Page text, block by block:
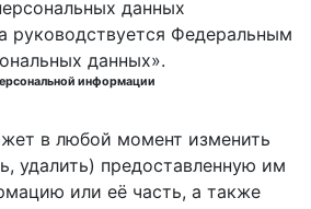
данных
руководствуется Федеральным
данных».
информации
в любой момент изменить
удалить) предоставленную им
или её часть, а также